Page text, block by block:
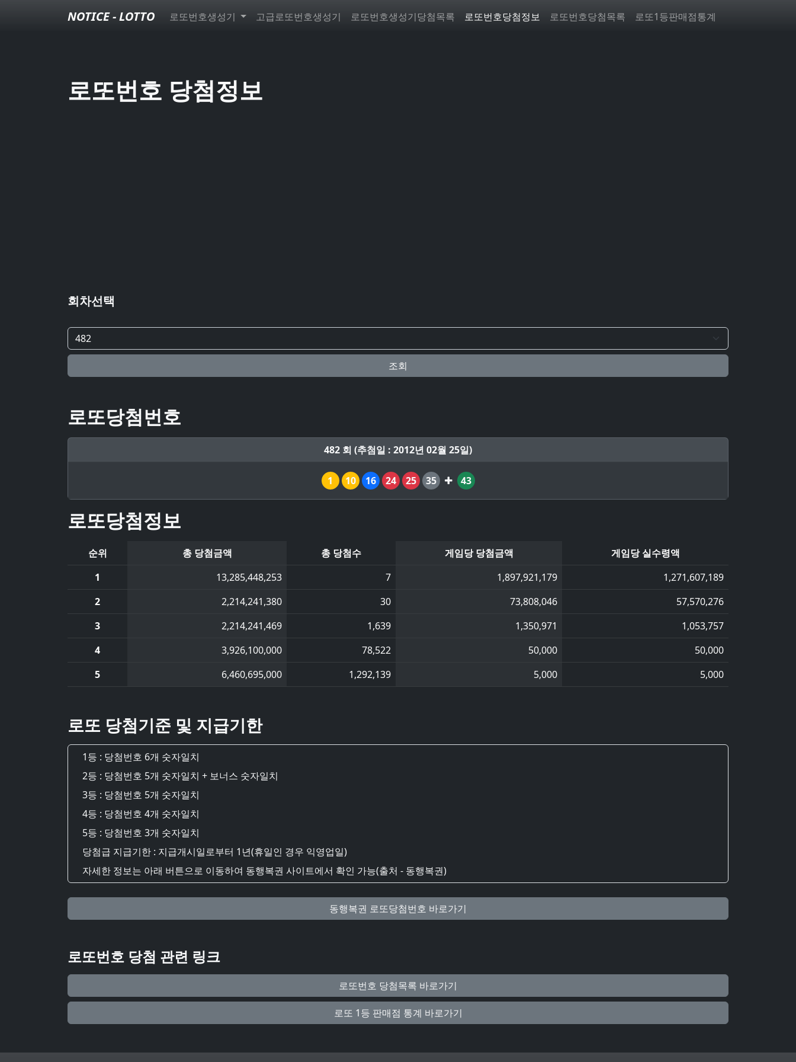
NOTICE - LOTTO 로또번호생성기 고급로또번호생성기 로또번호생성기당첨목록 로또번호당첨정보 로또번호당첨목록 로또1등판매점통계
로또번호 당첨정보
회차선택
조회
로또당첨번호
482 회 (추첨일 : 2012년 02월 25일)
1 10 16 24 25 35 43
로또당첨정보
순위 총 당첨금액 총 당첨수 게임당 당첨금액
게임당 실수령액
1
13,285,448,253 7 1,897,921,179
1,271,607,189
2
2,214,241,380 30 73,808,046
57,570,276
3
2,214,241,469 1,639 1,350,971
1,053,757
4
3,926,100,000 78,522 50,000
50,000
5
6,460,695,000 1,292,139 5,000 5,000
로또 당첨기준 및 지급기한
1등 : 당첨번호 6개 숫자일치
2등 : 당첨번호 5개 숫자일치 + 보너스 숫자일치
3등 : 당첨번호 5개 숫자일치
4등 : 당첨번호 4개 숫자일치
5등 : 당첨번호 3개 숫자일치
당첨급 지급기한 : 지급개시일로부터 1년(휴일인 경우 익영업일)
자세한 정보는 아래 버튼으로 이동하여 동행복권 사이트에서 확인 가능(출처 - 동행복권)
동행복권 로또당첨번호 바로가기
로또번호 당첨 관련 링크
로또번호 당첨목록 바로가기
로또 1등 판매점 통계 바로가기